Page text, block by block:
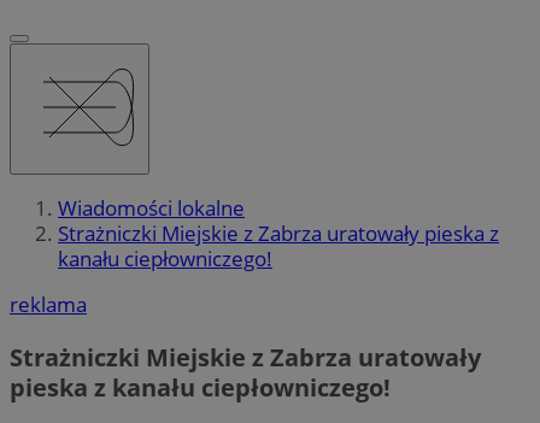
Wiadomości lokalne
Strażniczki Miejskie z Zabrza uratowały pieska z
kanału ciepłowniczego!
reklama
Strażniczki Miejskie z Zabrza uratowały
pieska z kanału ciepłowniczego!